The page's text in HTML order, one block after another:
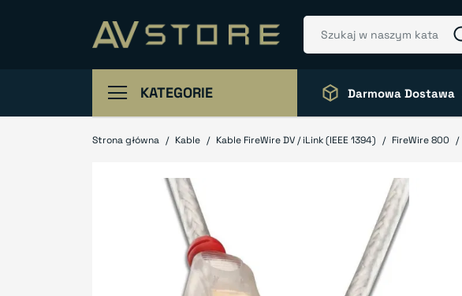
KATEGORIE Darmowa Dostawa
Strona główna Kable Kable FireWire DV / iLink (IEEE 1394) FireWire 800